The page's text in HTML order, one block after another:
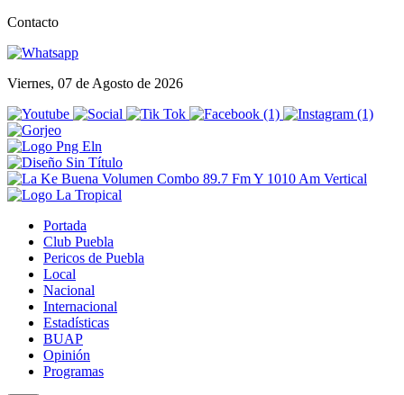
Contacto
Viernes, 07 de Agosto de 2026
Portada
Club Puebla
Pericos de Puebla
Local
Nacional
Internacional
Estadísticas
BUAP
Opinión
Programas